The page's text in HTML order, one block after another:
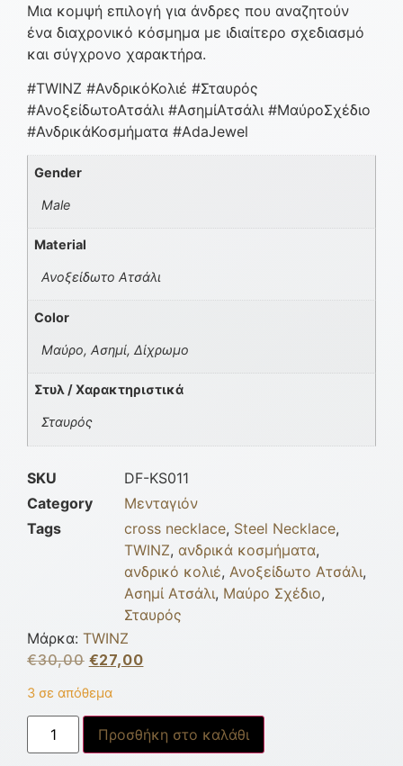
Μια κομψή επιλογή για άνδρες που αναζητούν
ένα διαχρονικό κόσμημα με ιδιαίτερο σχεδιασμό
και σύγχρονο χαρακτήρα.
#TWINZ #ΑνδρικόΚολιέ #Σταυρός
#ΑνοξείδωτοΑτσάλι #ΑσημίΑτσάλι #ΜαύροΣχέδιο
#ΑνδρικάΚοσμήματα #AdaJewel
Gender
Male
Material
Ανοξείδωτο Ατσάλι
Color
Μαύρο, Ασημί, Δίχρωμο
Στυλ / Χαρακτηριστικά
Σταυρός
SKU
DF-KS011
Category
Μενταγιόν
Tags
cross necklace, Steel Necklace,
TWINZ, ανδρικά κοσμήματα,
ανδρικό κολιέ, Ανοξείδωτο Ατσάλι,
Ασημί Ατσάλι, Μαύρο Σχέδιο,
Σταυρός
Μάρκα: TWINZ
€30,00 €27,00
3 σε απόθεμα
Προσθήκη στο καλάθι